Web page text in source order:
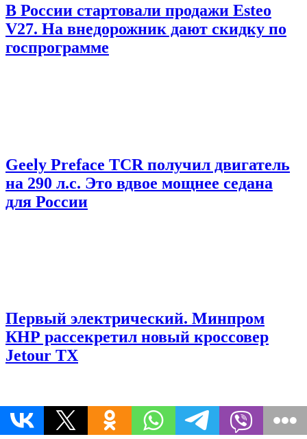
В России стартовали продажи Esteo
V27. На внедорожник дают скидку по
госпрограмме
Geely Preface TCR получил двигатель
на 290 л.с. Это вдвое мощнее седана
для России
Первый электрический. Минпром
КНР рассекретил новый кроссовер
Jetour TX